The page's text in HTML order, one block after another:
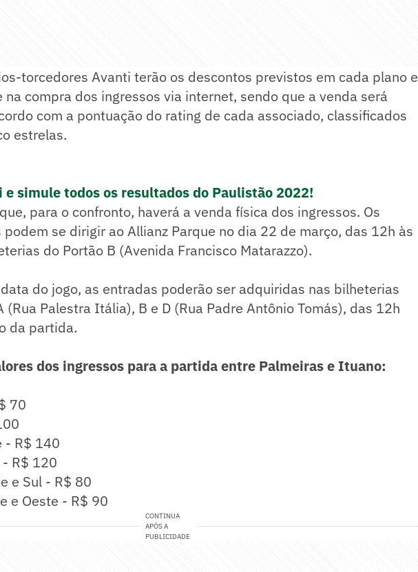
torcedores Avanti terão os descontos previstos em cada plano e
na compra dos ingressos via internet, sendo que a venda será
com a pontuação do rating de cada associado, classificados
estrelas.
e simule todos os resultados do Paulistão 2022!
para o confronto, haverá a venda física dos ingressos. Os
se dirigir ao Allianz Parque no dia 22 de março, das 12h às
do Portão B (Avenida Francisco Matarazzo).
do jogo, as entradas poderão ser adquiridas nas bilheterias
(Rua Palestra Itália), B e D (Rua Padre Antônio Tomás), das 12h
da partida.
dos ingressos para a partida entre Palmeiras e Ituano:
70
- R$ 140
R$ 120
e Sul - R$ 80
e Oeste - R$ 90
CONTINUA
APÓS A
PUBLICIDADE